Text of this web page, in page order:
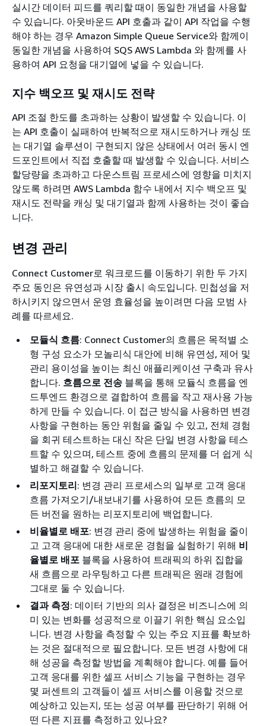
실시간 데이터 피드를 쿼리할 때이 동일한 개념을 사용할
수 있습니다. 아웃바운드 API 호출과 같이 API 작업을 수행
해야 하는 경우 Amazon Simple Queue Service와 함께이
동일한 개념을 사용하여 SQS AWS Lambda 와 함께를 사
용하여 API 요청을 대기열에 넣을 수 있습니다.
지수 백오프 및 재시도 전략
API 조절 한도를 초과하는 상황이 발생할 수 있습니다. 이
는 API 호출이 실패하여 반복적으로 재시도하거나 캐싱 또
는 대기열 솔루션이 구현되지 않은 상태에서 여러 동시 엔
드포인트에서 직접 호출할 때 발생할 수 있습니다. 서비스
할당량을 초과하고 다운스트림 프로세스에 영향을 미치지
않도록 하려면 AWS Lambda 함수 내에서 지수 백오프 및
재시도 전략을 캐싱 및 대기열과 함께 사용하는 것이 좋습
니다.
변경 관리
Connect Customer로 워크로드를 이동하기 위한 두 가지
주요 동인은 유연성과 시장 출시 속도입니다. 민첩성을 저
하시키지 않으면서 운영 효율성을 높이려면 다음 모범 사
례를 따르세요.
모듈식 흐름: Connect Customer의 흐름은 목적별 소
형 구성 요소가 모놀리식 대안에 비해 유연성, 제어 및
관리 용이성을 높이는 최신 애플리케이션 구축과 유사
합니다. 흐름으로 전송 블록을 통해 모듈식 흐름을 엔
드투엔드 환경으로 결합하여 흐름을 작고 재사용 가능
하게 만들 수 있습니다. 이 접근 방식을 사용하면 변경
사항을 구현하는 동안 위험을 줄일 수 있고, 전체 경험
을 회귀 테스트하는 대신 작은 단일 변경 사항을 테스
트할 수 있으며, 테스트 중에 흐름의 문제를 더 쉽게 식
별하고 해결할 수 있습니다.
리포지토리: 변경 관리 프로세스의 일부로 고객 응대
흐름 가져오기/내보내기를 사용하여 모든 흐름의 모
든 버전을 원하는 리포지토리에 백업합니다.
비율별로 배포: 변경 관리 중에 발생하는 위험을 줄이
고 고객 응대에 대한 새로운 경험을 실험하기 위해 비
율별로 배포 블록을 사용하여 트래픽의 하위 집합을
새 흐름으로 라우팅하고 다른 트래픽은 원래 경험에
그대로 둘 수 있습니다.
결과 측정: 데이터 기반의 의사 결정은 비즈니스에 의
미 있는 변화를 성공적으로 이끌기 위한 핵심 요소입
니다. 변경 사항을 측정할 수 있는 주요 지표를 확보하
는 것은 절대적으로 필요합니다. 모든 변경 사항에 대
해 성공을 측정할 방법을 계획해야 합니다. 예를 들어
고객 응대를 위한 셀프 서비스 기능을 구현하는 경우
몇 퍼센트의 고객들이 셀프 서비스를 이용할 것으로
예상하고 있는지, 또는 성공 여부를 판단하기 위해 어
떤 다른 지표를 측정하고 있나요?